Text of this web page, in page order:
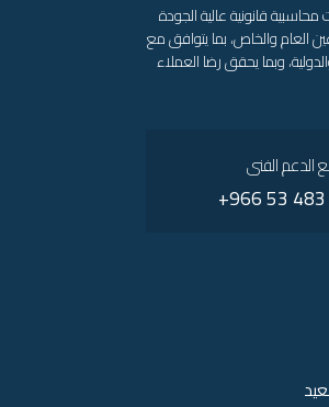
قانونية عالية الجودة
العام والخاص، بما يتوافق مع
وبما يحقق رضا العملاء
الفنى